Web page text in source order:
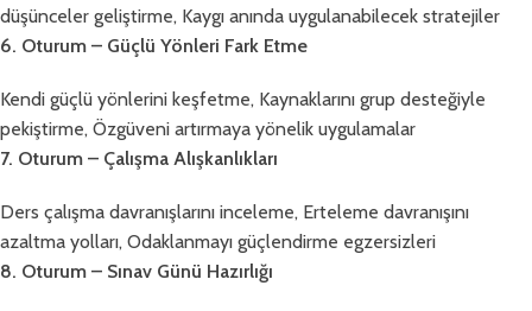
düşünceler geliştirme, Kaygı anında uygulanabilecek stratejiler
6. Oturum – Güçlü Yönleri Fark Etme
Kendi güçlü yönlerini keşfetme, Kaynaklarını grup desteğiyle
pekiştirme, Özgüveni artırmaya yönelik uygulamalar
7. Oturum – Çalışma Alışkanlıkları
Ders çalışma davranışlarını inceleme, Erteleme davranışını
azaltma yolları, Odaklanmayı güçlendirme egzersizleri
8. Oturum – Sınav Günü Hazırlığı